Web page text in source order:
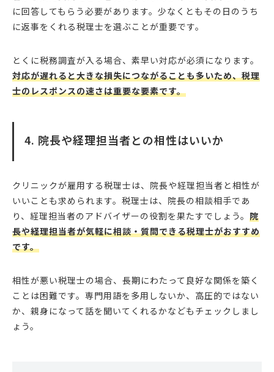
に回答してもらう必要があります。少なくともその日のうち
に返事をくれる税理士を選ぶことが重要です。
とくに税務調査が入る場合、素早い対応が必須になります。
対応が遅れると大きな損失につながることも多いため、税理
士のレスポンスの速さは重要な要素です。
4. 院長や経理担当者との相性はいいか
クリニックが雇用する税理士は、院長や経理担当者と相性が
いいことも求められます。税理士は、院長の相談相手であ
り、経理担当者のアドバイザーの役割を果たすでしょう。 院
長や経理担当者が気軽に相談・質問できる税理士がおすすめ
です。
相性が悪い税理士の場合、長期にわたって良好な関係を築く
ことは困難です。専門用語を多用しないか、高圧的ではない
か、親身になって話を聞いてくれるかなどもチェックしまし
ょう。